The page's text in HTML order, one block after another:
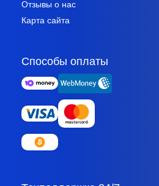
Отзывы о нас
Карта сайта
Способы оплаты